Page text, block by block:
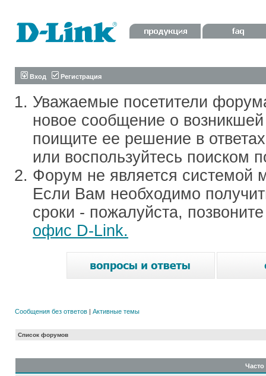
Вход Регистрация
Уважаемые посетители
новое сообщение о
поищите ее решение в
или воспользуйтесь поиском
Форум не является системой
Если Вам необходимо
сроки - пожалуйста,
офис D-Link.
Сообщения без ответов | Активные темы
Список форумов